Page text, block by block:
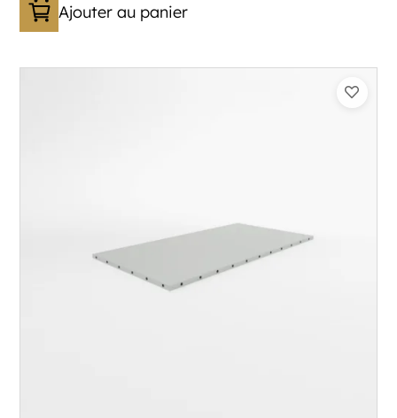
Ajouter au panier